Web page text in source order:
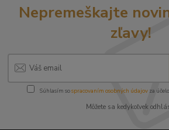
Nepremeškajte
zľavy!
Súhlasím sospracovaním osobných údajov za
Môžete sa kedykoľvek